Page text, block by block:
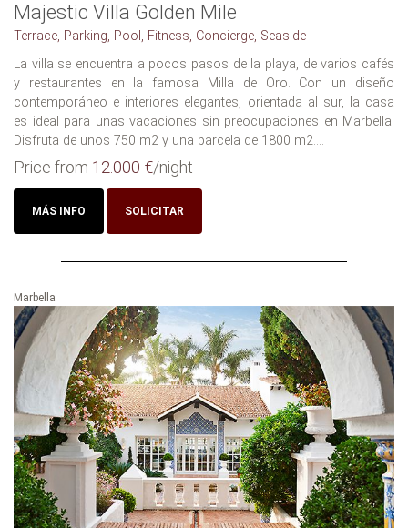
Majestic Villa Golden Mile
Terrace, Parking, Pool, Fitness, Concierge, Seaside
La villa se encuentra a pocos pasos de la playa, de varios cafés
y restaurantes en la famosa Milla de Oro. Con un diseño
contemporáneo e interiores elegantes, orientada al sur, la casa
es ideal para unas vacaciones sin preocupaciones en Marbella.
Disfruta de unos 750 m2 y una parcela de 1800 m2....
Price from 12.000 €/night
MÁS INFO SOLICITAR
Marbella